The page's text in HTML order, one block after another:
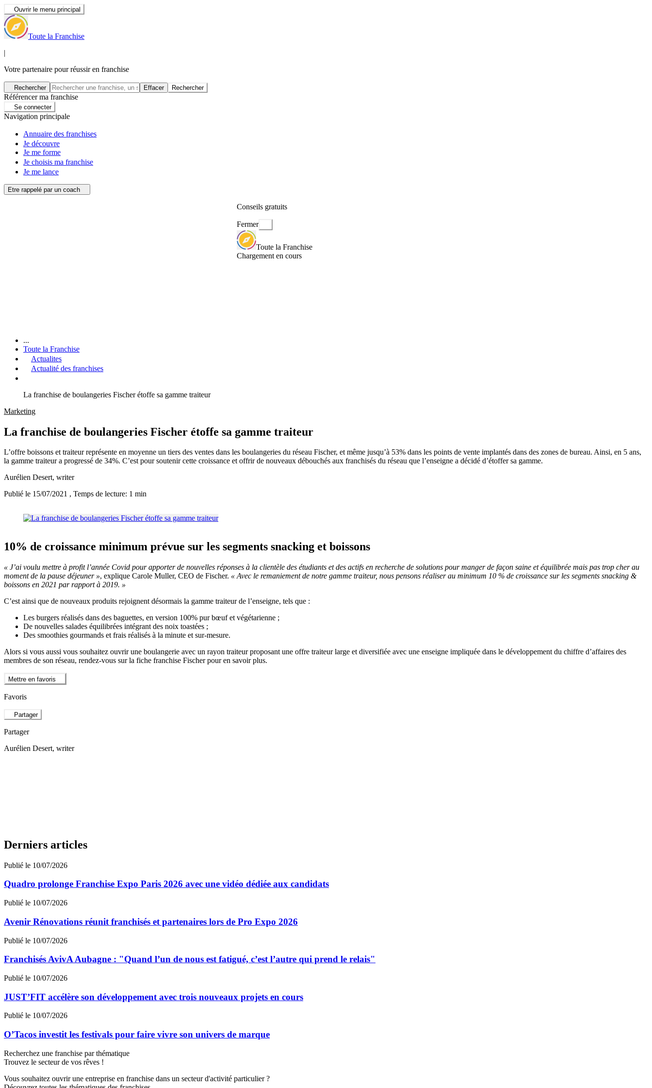
Ouvrir le menu principal
Toute la Franchise
|
Votre partenaire pour réussir en franchise
Rechercher Effacer Rechercher
Référencer ma franchise
Se connecter
Navigation principale
Annuaire des franchises
Je découvre
Je me forme
Je choisis ma franchise
Je me lance
Etre rappelé par un coach
Conseils gratuits
Fermer
Toute la Franchise
Chargement en cours
...
Toute la Franchise
Actualites
Actualité des franchises
La franchise de boulangeries Fischer étoffe sa gamme traiteur
Marketing
La franchise de boulangeries Fischer étoffe sa gamme traiteur
L’offre boissons et traiteur représente en moyenne un tiers des ventes dans les boulangeries du réseau Fischer, et même jusqu’à 53% dans les points de vente implantés dans des zones de bureau. Ainsi, en 5 ans,
la gamme traiteur a progressé de 34%. C’est pour soutenir cette croissance et offrir de nouveaux débouchés aux franchisés du réseau que l’enseigne a décidé d’étoffer sa gamme.
Aurélien Desert, writer
Publié le 15/07/2021 , Temps de lecture: 1 min
10% de croissance minimum prévue sur les segments snacking et boissons
« J’ai voulu mettre à profit l’année Covid pour apporter de nouvelles réponses à la clientèle des étudiants et des actifs en recherche de solutions pour manger de façon saine et équilibrée mais pas trop cher au
moment de la pause déjeuner », explique Carole Muller, CEO de Fischer. « Avec le remaniement de notre gamme traiteur, nous pensons réaliser au minimum 10 % de croissance sur les segments snacking &
boissons en 2021 par rapport à 2019. »
C’est ainsi que de nouveaux produits rejoignent désormais la gamme traiteur de l’enseigne, tels que :
Les burgers réalisés dans des baguettes, en version 100% pur bœuf et végétarienne ;
De nouvelles salades équilibrées intégrant des noix toastées ;
Des smoothies gourmands et frais réalisés à la minute et sur-mesure.
Alors si vous aussi vous souhaitez ouvrir une boulangerie avec un rayon traiteur proposant une offre traiteur large et diversifiée avec une enseigne impliquée dans le développement du chiffre d’affaires des
membres de son réseau, rendez-vous sur la fiche franchise Fischer pour en savoir plus.
Mettre en favoris
Favoris
Partager
Partager
Aurélien Desert, writer
Derniers articles
Publié le 10/07/2026
Quadro prolonge Franchise Expo Paris 2026 avec une vidéo dédiée aux candidats
Publié le 10/07/2026
Avenir Rénovations réunit franchisés et partenaires lors de Pro Expo 2026
Publié le 10/07/2026
Franchisés AvivA Aubagne : "Quand l’un de nous est fatigué, c’est l’autre qui prend le relais"
Publié le 10/07/2026
JUST’FIT accélère son développement avec trois nouveaux projets en cours
Publié le 10/07/2026
O’Tacos investit les festivals pour faire vivre son univers de marque
Recherchez une franchise par thématique
Trouvez le secteur de vos rêves !
Vous souhaitez ouvrir une entreprise en franchise dans un secteur d'activité particulier ?